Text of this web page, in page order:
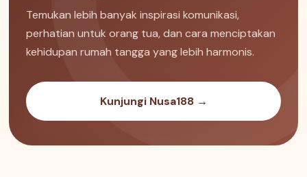
Temukan lebih banyak inspirasi komunikasi,
perhatian untuk orang tua, dan cara menciptakan
kehidupan rumah tangga yang lebih harmonis.
Kunjungi Nusa188 →